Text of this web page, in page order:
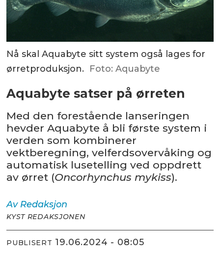
Nå skal Aquabyte sitt system også lages for
ørretproduksjon. Foto: Aquabyte
Aquabyte satser på ørreten
Med den forestående lanseringen
hevder Aquabyte å bli første system i
verden som kombinerer
vektberegning, velferdsovervåking og
automatisk lusetelling ved oppdrett
av ørret (Oncorhynchus mykiss).
Av Redaksjon
KYST REDAKSJONEN
PUBLISERT 19.06.2024 - 08:05